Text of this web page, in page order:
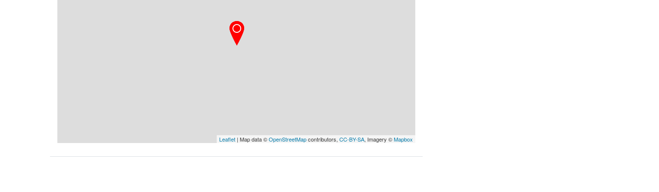
Leaflet | Map data ©OpenStreetMapcontributors, CC-BY-SA, Imagery ©Mapbox